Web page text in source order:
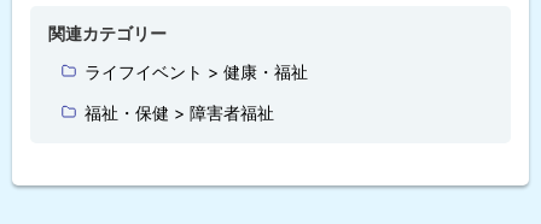
関連カテゴリー
ライフイベント > 健康・福祉
福祉・保健 > 障害者福祉